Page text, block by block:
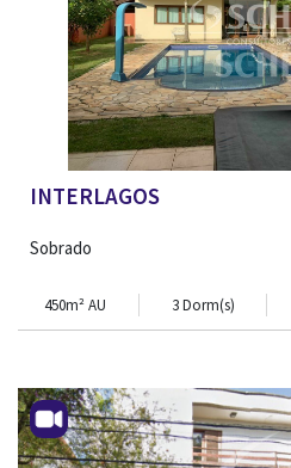
INTERLAGOS
Sobrado
450m² AU 3 Dorm(s)